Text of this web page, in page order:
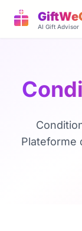
AI Gift Advisor
Plateforme